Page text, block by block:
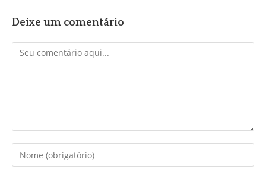
Deixe um comentário
Comentário
Digite
seu